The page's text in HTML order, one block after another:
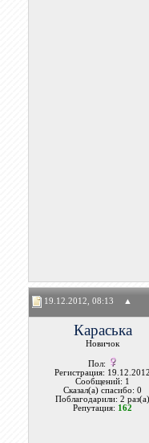
19.12.2012, 08:13 ▲
Караська
Новичок
Пол:
Регистрация: 19.12.2012
Сообщений: 1
Сказал(а) спасибо: 0
Поблагодарили: 2 раз(а)
Репутация: 162